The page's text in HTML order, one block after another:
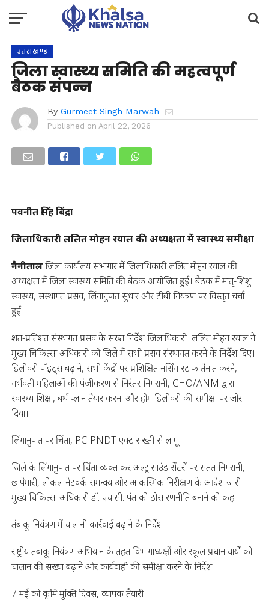
उत्तराखण्ड
जिला स्वास्थ्य समिति की महत्वपूर्ण
बैठक संपन्न
By Gurmeet Singh Marwah
Published on April 22, 2026
पवनीत सिंह बिंद्रा
जिलाधिकारी ललित मोहन रयाल की अध्यक्षता में स्वास्थ्य समीक्षा
नैनीतालजिला कार्यालय सभागार में जिलाधिकारी ललित मोहन रयाल की
अध्यक्षता में जिला स्वास्थ्य समिति की बैठक आयोजित हुई। बैठक में मातृ-शिशु
स्वास्थ्य, संस्थागत प्रसव, लिंगानुपात सुधार और टीबी नियंत्रण पर विस्तृत चर्चा
हुई।
शत-प्रतिशत संस्थागत प्रसव के सख्त निर्देश जिलाधिकारी ललित मोहन रयाल ने
मुख्य चिकित्सा अधिकारी को जिले में सभी प्रसव संस्थागत करने के निर्देश दिए।
डिलीवरी पॉइंट्स बढ़ाने, सभी केंद्रों पर प्रशिक्षित नर्सिंग स्टाफ तैनात करने,
गर्भवती महिलाओं की पंजीकरण से निरंतर निगरानी, CHO/ANM द्वारा
स्वास्थ्य शिक्षा, बर्थ प्लान तैयार करना और होम डिलीवरी की समीक्षा पर जोर
दिया।
लिंगानुपात पर चिंता, PC-PNDT एक्ट सख्ती से लागू
जिले के लिंगानुपात पर चिंता व्यक्त कर अल्ट्रासाउंड सेंटरों पर सतत निगरानी,
छापेमारी, लोकल नेटवर्क समन्वय और आकस्मिक निरीक्षण के आदेश जारी।
मुख्य चिकित्सा अधिकारी डॉ. एच.सी. पंत को ठोस रणनीति बनाने को कहा।
तंबाकू नियंत्रण में चालानी कार्रवाई बढ़ाने के निर्देश
राष्ट्रीय तंबाकू नियंत्रण अभियान के तहत विभागाध्यक्षों और स्कूल प्रधानाचार्यों को
चालान की संख्या बढ़ाने और कार्यवाही की समीक्षा करने के निर्देश।
7 मई को कृमि मुक्ति दिवस, व्यापक तैयारी